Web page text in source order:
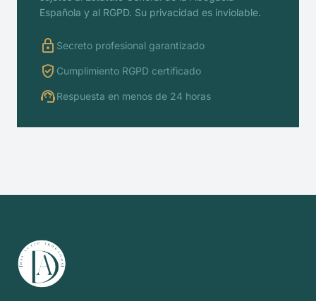
Española y al RGPD. Su privacidad es inviolable.
 Secreto profesional garantizado
 Cumplimiento RGPD certificado
Respuesta en menos de 24 horas